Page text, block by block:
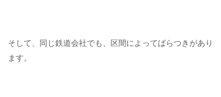
そして、同じ鉄道会社でも、区間によってばらつきがあり
ます。